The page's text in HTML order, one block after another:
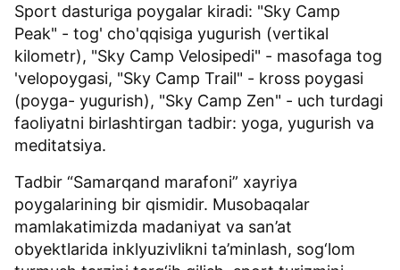
Sport dasturiga poygalar kiradi: "Sky Camp
Peak" - tog' cho'qqisiga yugurish (vertikal
kilometr), "Sky Camp Velosipedi" - masofaga tog
'velopoygasi, "Sky Camp Trail" - kross poygasi
(poyga- yugurish), "Sky Camp Zen" - uch turdagi
faoliyatni birlashtirgan tadbir: yoga, yugurish va
meditatsiya.
Tadbir “Samarqand marafoni” xayriya
poygalarining bir qismidir. Musobaqalar
mamlakatimizda madaniyat va san’at
obyektlarida inklyuzivlikni ta’minlash, sog‘lom